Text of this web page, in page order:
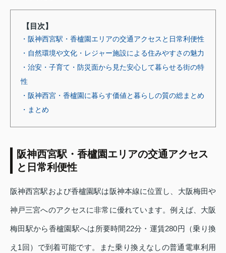
【目次】
・阪神西宮駅・香櫨園エリアの交通アクセスと日常利便性
・自然環境や文化・レジャー施設による住みやすさの魅力
・治安・子育て・防災面から見た安心して暮らせる街の特
性
・阪神西宮・香櫨園に暮らす価値と暮らしの質の総まとめ
・まとめ
阪神西宮駅・香櫨園エリアの交通アクセス
と日常利便性
阪神西宮駅および香櫨園駅は阪神本線に位置し、大阪梅田や
神戸三宮へのアクセスに非常に優れています。例えば、大阪
梅田駅から香櫨園駅へは所要時間22分・運賃280円（乗り換
え1回）で到着可能です。また乗り換えなしの普通電車利用